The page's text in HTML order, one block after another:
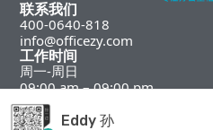
联系我们
400-0640-818
info@officezy.com
工作时间
周一-周日
09:00 am – 09:00 pm
微信
Eddy 孙